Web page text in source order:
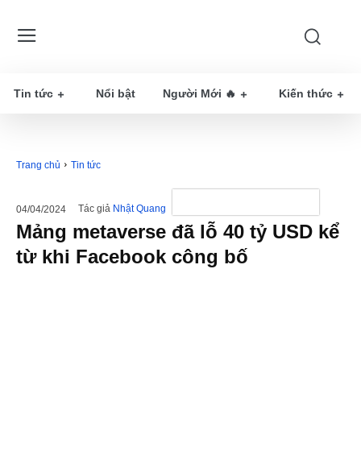
Tin tức Nổi bật Người Mới 🔥 Kiến thức
Trang chủ Tin tức
04/04/2024 Tác giả Nhật Quang
Mảng metaverse đã lỗ 40 tỷ USD kể
từ khi Facebook công bố